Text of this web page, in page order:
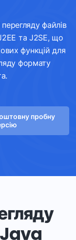
файлів
та J2SE, що
функцій для
формату
пробну